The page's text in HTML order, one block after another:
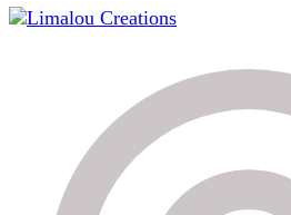
Limalou Creations